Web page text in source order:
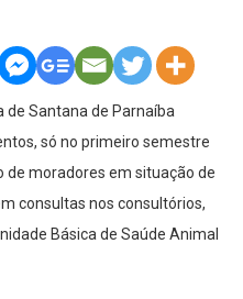
Santana de Parnaíba
só no primeiro semestre
de moradores em situação de
consultas nos consultórios,
Básica de Saúde Animal